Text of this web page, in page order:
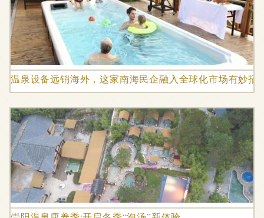
温泉设备远销海外，这家南海民企融入全球化市场有妙招